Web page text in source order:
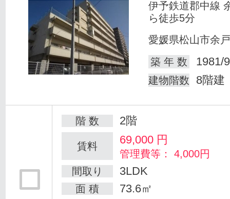
伊予鉄道郡中線
ら徒歩5分
愛媛県松山市余
築 年 数
1981/
建物階数 8階建
階 数 2階
賃料 69,000 円
管理費等： 4,000円
間取り
3LDK
面 積 73.6㎡